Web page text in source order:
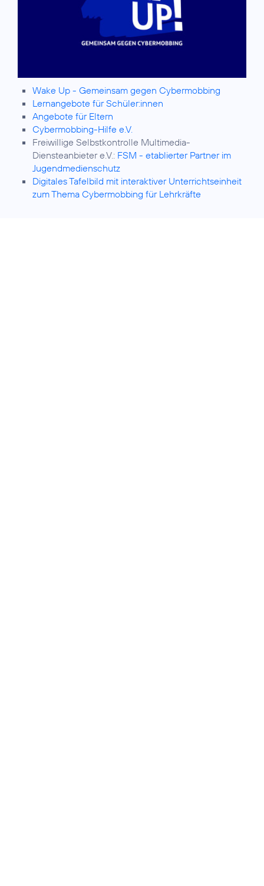
Wake Up - Gemeinsam gegen Cybermobbing
Lernangebote für Schüler:innen
Angebote für Eltern
Cybermobbing-Hilfe e.V.
Freiwillige Selbstkontrolle Multimedia-
Diensteanbieter e.V.: FSM - etablierter Partner im
Jugendmedienschutz
Digitales Tafelbild mit interaktiver Unterrichtseinheit
zum Thema Cybermobbing für Lehrkräfte